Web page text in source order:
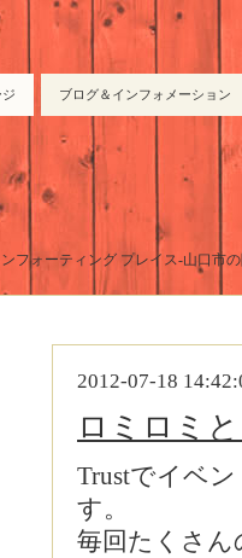
ジ ブログ＆インフォメーション
ンフォーティング プレイス-山口市
2012-07-18
ロミロミ
Trustでイベ
す。
毎回たくさ